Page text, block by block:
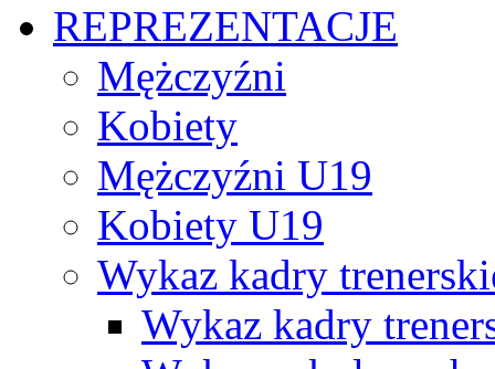
REPREZENTACJE
Mężczyźni
Kobiety
Mężczyźni U19
Kobiety U19
Wykaz kadry
Wykaz kadry